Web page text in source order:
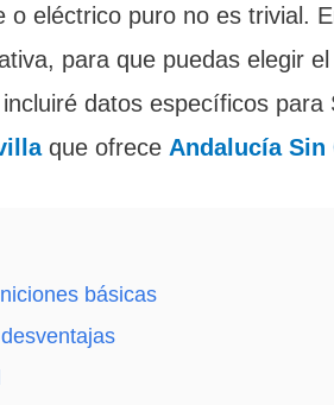
o eléctrico puro no es trivial.
para que puedas elegir
datos específicos
que ofrece Andalucía Sin
básicas